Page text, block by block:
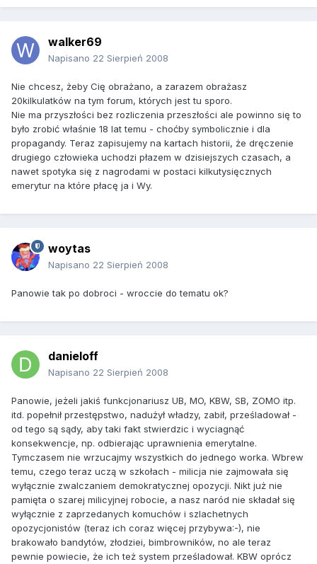
walker69
Napisano 22 Sierpień 2008
Nie chcesz, żeby Cię obrażano, a zarazem obrażasz
20kilkulatków na tym forum, których jest tu sporo.
Nie ma przyszłości bez rozliczenia przeszłości ale powinno się to
było zrobić właśnie 18 lat temu - choćby symbolicznie i dla
propagandy. Teraz zapisujemy na kartach historii, że dręczenie
drugiego człowieka uchodzi płazem w dzisiejszych czasach, a
nawet spotyka się z nagrodami w postaci kilkutysięcznych
emerytur na które płacę ja i Wy.
woytas
Napisano 22 Sierpień 2008
Panowie tak po dobroci - wroccie do tematu ok?
danieloff
Napisano 22 Sierpień 2008
Panowie, jeżeli jakiś funkcjonariusz UB, MO, KBW, SB, ZOMO itp.
itd. popełnił przestępstwo, nadużył władzy, zabił, prześladował -
od tego są sądy, aby taki fakt stwierdzic i wyciagnąć
konsekwencje, np. odbierając uprawnienia emerytalne.
Tymczasem nie wrzucajmy wszystkich do jednego worka. Wbrew
temu, czego teraz uczą w szkołach - milicja nie zajmowała się
wyłącznie zwalczaniem demokratycznej opozycji. Nikt już nie
pamięta o szarej milicyjnej robocie, a nasz naród nie składał się
wyłącznie z zaprzedanych komuchów i szlachetnych
opozycjonistów (teraz ich coraz więcej przybywa:-), nie
brakowało bandytów, złodziei, bimbrowników, no ale teraz
pewnie powiecie, że ich też system prześladował. KBW oprócz